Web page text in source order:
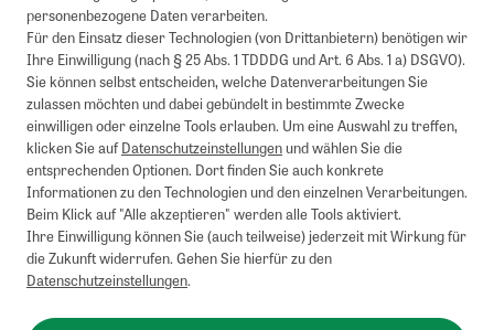
personenbezogene Daten verarbeiten.
Für den Einsatz dieser Technologien (von Drittanbietern) benötigen wir
Ihre Einwilligung (nach § 25 Abs. 1 TDDDG und Art. 6 Abs. 1 a) DSGVO).
Sie können selbst entscheiden, welche Datenverarbeitungen Sie
zulassen möchten und dabei gebündelt in bestimmte Zwecke
einwilligen oder einzelne Tools erlauben. Um eine Auswahl zu treffen,
klicken Sie aufDatenschutzeinstellungenund wählen Sie die
entsprechenden Optionen. Dort finden Sie auch konkrete
Informationen zu den Technologien und den einzelnen Verarbeitungen.
Beim Klick auf "Alle akzeptieren" werden alle Tools aktiviert.
Ihre Einwilligung können Sie (auch teilweise) jederzeit mit Wirkung für
die Zukunft widerrufen. Gehen Sie hierfür zu den
Datenschutzeinstellungen.